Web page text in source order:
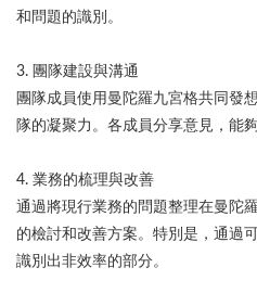
和問題的識別。
3. 團隊建設與溝通
團隊成員使用曼陀羅九宮格共同發
隊的凝聚力。各成員分享意見，能
4. 業務的梳理與改善
通過將現行業務的問題整理在曼陀
的檢討和改善方案。特別是，通過
識別出非效率的部分。